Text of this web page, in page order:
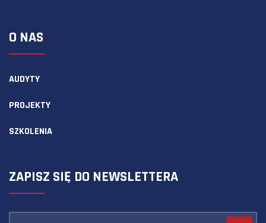
O NAS
AUDYTY
PROJEKTY
SZKOLENIA
ZAPISZ SIĘ DO NEWSLETTERA